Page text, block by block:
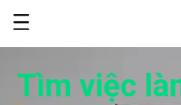
Tìm việc